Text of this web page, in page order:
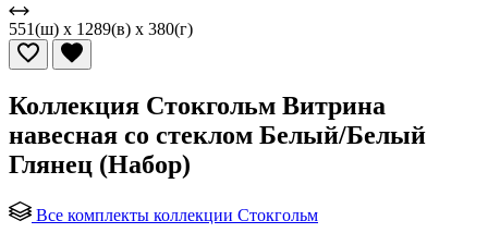
551(ш) x 1289(в) x 380(г)
Коллекция Стокгольм Витрина
навесная со стеклом Белый/Белый
Глянец (Набор)
Все комплекты коллекции Стокгольм